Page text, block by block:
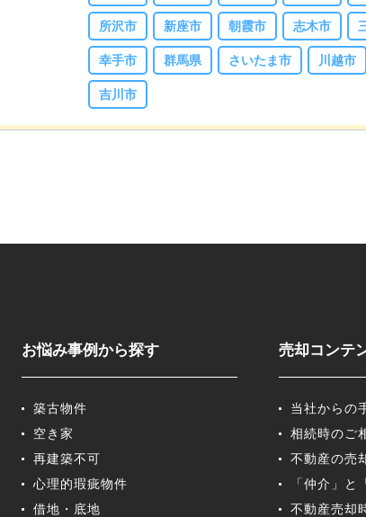
所沢市 新座市 朝霞市 志木市
幸手市 群馬県 さいたま市 川越市
吉川市
お悩み事例から探す
築古物件
空き家
再建築不可
心理的瑕疵物件
借地・底地
売却コンテ
当社からの
相続時のご
不動産の売
「仲介」と
不動産売却